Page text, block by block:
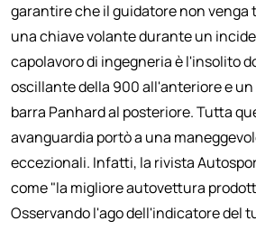
garantire che il guidatore non venga
una chiave volante durante un
capolavoro di ingegneria è l'insolito
oscillante della 900 all'anteriore e un
barra Panhard al posteriore. Tutta
avanguardia portò a una
eccezionali. Infatti, la rivista
come "la migliore autovettura
Osservando l'ago dell'indicatore del